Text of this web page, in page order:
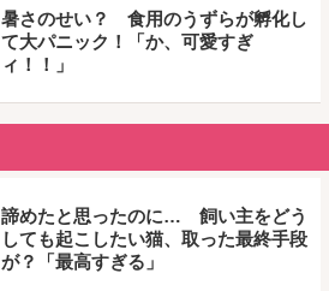
暑さのせい？ 食用のうずらが孵化し
て大パニック！「か、可愛すぎ
ィ！！」
諦めたと思ったのに… 飼い主をどう
しても起こしたい猫、取った最終手段
が？「最高すぎる」